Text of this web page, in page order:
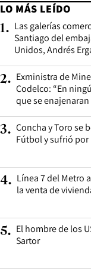
LO MÁS LEÍDO
1. Las galerías
Santiago del
Unidos, Andrés
2. Exministra de
Codelco: “En
que se
3. Concha y Toro se
Fútbol y sufrió por
4. Línea 7 del Metro
la venta de
5. El hombre de los
Sartor